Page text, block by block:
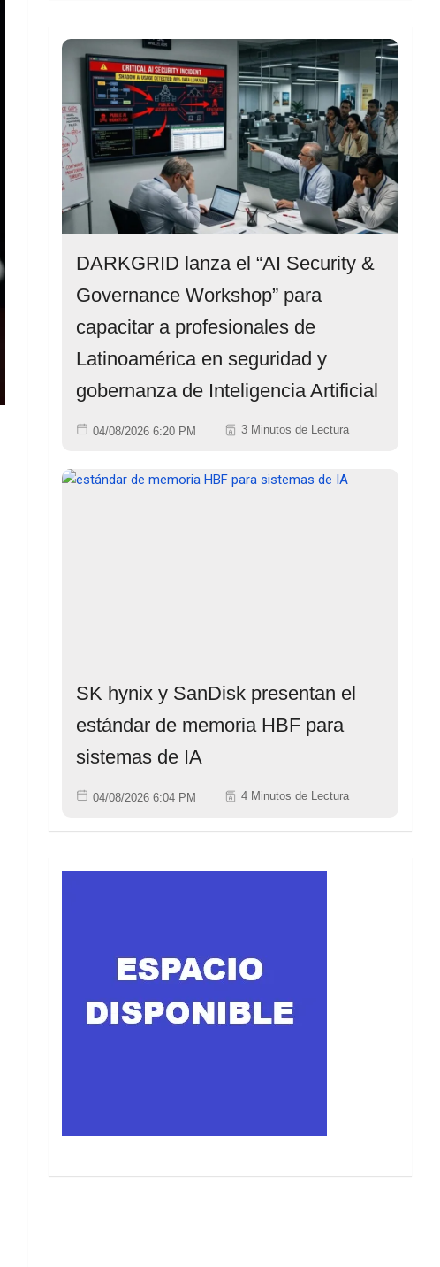
DARKGRID lanza el “AI Security &
Governance Workshop” para
capacitar a profesionales de
Latinoamérica en seguridad y
gobernanza de Inteligencia Artificial
04/08/2026 6:20 PM 3 Minutos de Lectura
SK hynix y SanDisk presentan el
estándar de memoria HBF para
sistemas de IA
04/08/2026 6:04 PM 4 Minutos de Lectura